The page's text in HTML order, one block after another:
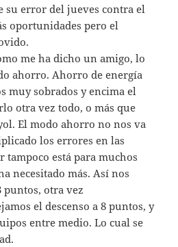
su error del jueves contra el
oportunidades pero el
me ha dicho un amigo, lo
ahorro. Ahorro de energía
muy sobrados y encima el
otra vez todo, o más que
El modo ahorro no nos va
los errores en las
tampoco está para muchos
necesitado más. Así nos
puntos, otra vez
el descenso a 8 puntos, y
entre medio. Lo cual se